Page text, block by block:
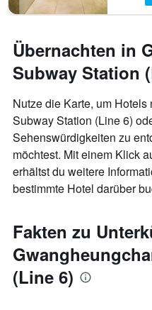
Übernachten in
Subway Station
Nutze die Karte, um
Subway Station (Line 6)
Sehenswürdigkeiten zu
möchtest. Mit einem Klick
erhältst du weitere
bestimmte Hotel darüber
Fakten zu
(Line 6)